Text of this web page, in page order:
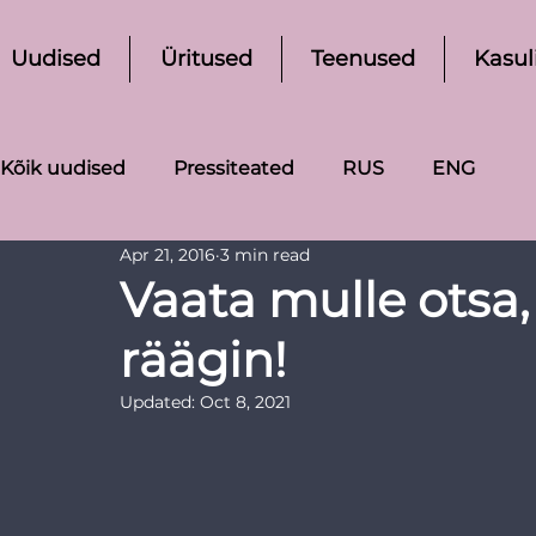
Uudised Üritused Teenused
Kõik uudised Pressiteated RUS ENG
Vaata mulle
räägin!
Apr 21, 2016 3 min read
Updated: Oct 8, 2021